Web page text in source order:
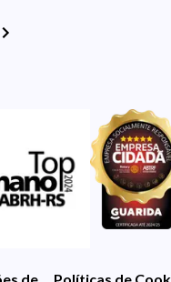
de UsoPolíticas de